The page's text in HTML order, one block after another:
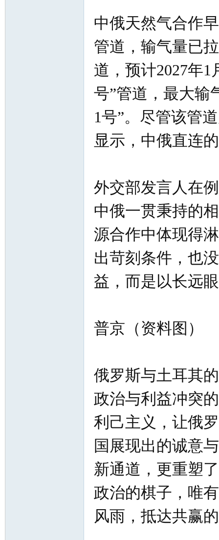
中俄天然气合作
管道，输气量已
道，预计2027年
号”管道，最大输
1号”。尽管该管
显示，中俄直连
外交部发言人在
中俄一贯秉持的
源合作中体现得
出苛刻条件，也
益，而是以长远
普京（资料图）
俄罗斯与土耳其
政治与利益冲突
利己主义，让俄
国展现出的诚意
新通道，更重塑
政治的棋子，唯
风雨，抵达共赢